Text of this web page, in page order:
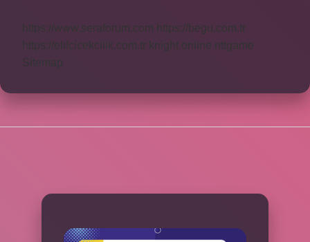
https://www.seraforum.com
https://begu.com.tr
https://elifcicekcilik.com.tr
knight online
nttgame
Sitemap